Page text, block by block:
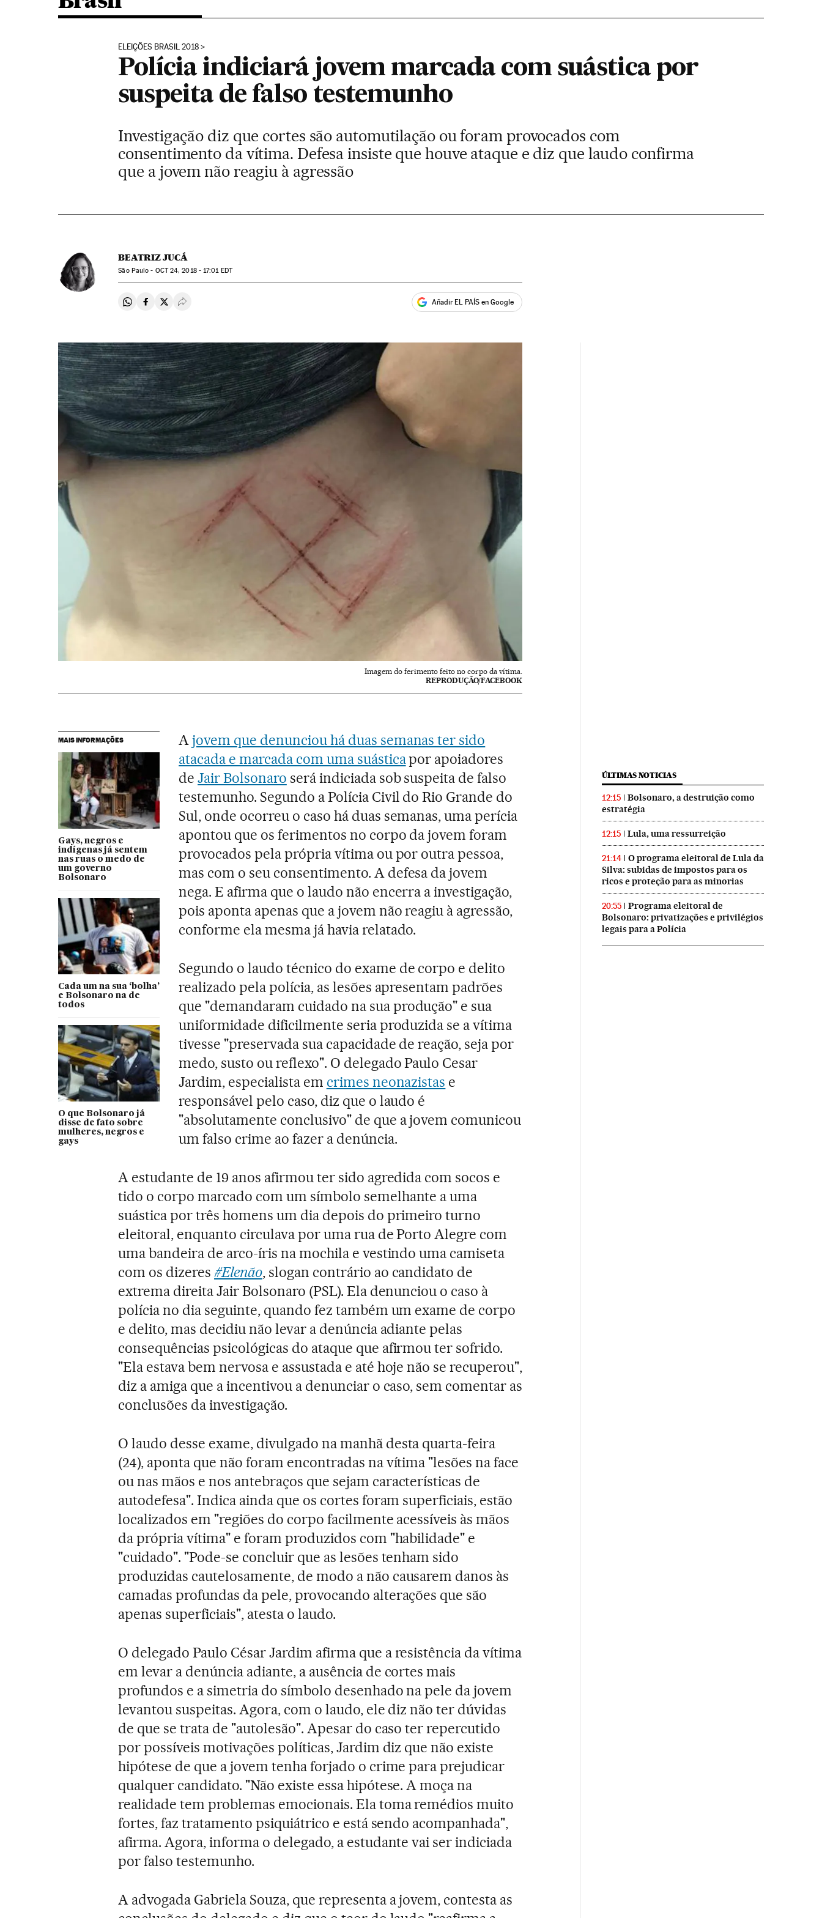
ELEIÇÕES BRASIL 2018
Polícia indiciará jovem marcada com suástica por
suspeita de falso testemunho
Investigação diz que cortes são automutilação ou foram provocados com
consentimento da vítima. Defesa insiste que houve ataque e diz que laudo confirma
que a jovem não reagiu à agressão
BEATRIZ JUCÁ
São Paulo - OCT24, 2018 - 17:01EDT
Compartir en Whatsapp
Compartir en Facebook
Compartir en Twitter
Desplegar Redes Sociales Añadir EL PAÍS en Google
Imagem do ferimento feito no corpo da vítima.
REPRODUÇÃO/FACEBOOK
MAIS INFORMAÇÕES
Gays, negros e
indígenas já sentem
nas ruas o medo de
um governo
Bolsonaro
Cada um na sua ‘bolha’
e Bolsonaro na de
todos
O que Bolsonaro já
disse de fato sobre
mulheres, negros e
gays
Ajovem que denunciou há duas semanas ter sido
atacada e marcada com uma suásticapor apoiadores
deJair Bolsonaro será indiciada sob suspeita de falso
testemunho. Segundo a Polícia Civil do Rio Grande do
Sul, onde ocorreu o caso há duas semanas, uma perícia
apontou que os ferimentos no corpo da jovem foram
provocados pela própria vítima ou por outra pessoa,
mas com o seu consentimento. A defesa da jovem
nega. E afirma que o laudo não encerra a investigação,
pois aponta apenas que a jovem não reagiu à agressão,
conforme ela mesma já havia relatado.
Segundo o laudo técnico do exame de corpo e delito
realizado pela polícia, as lesões apresentam padrões
que "demandaram cuidado na sua produção" e sua
uniformidade dificilmente seria produzida se a vítima
tivesse "preservada sua capacidade de reação, seja por
medo, susto ou reflexo". O delegado Paulo Cesar
Jardim, especialista em crimes neonazistas e
responsável pelo caso, diz que o laudo é
"absolutamente conclusivo" de que a jovem comunicou
um falso crime ao fazer a denúncia.
A estudante de 19 anos afirmou ter sido agredida com socos e
tido o corpo marcado com um símbolo semelhante a uma
suástica por três homens um dia depois do primeiro turno
eleitoral, enquanto circulava por uma rua de Porto Alegre com
uma bandeira de arco-íris na mochila e vestindo uma camiseta
com os dizeres#Elenão, slogan contrário ao candidato de
extrema direita Jair Bolsonaro (PSL). Ela denunciou o caso à
polícia no dia seguinte, quando fez também um exame de corpo
e delito, mas decidiu não levar a denúncia adiante pelas
consequências psicológicas do ataque que afirmou ter sofrido.
"Ela estava bem nervosa e assustada e até hoje não se recuperou",
diz a amiga que a incentivou a denunciar o caso, sem comentar as
conclusões da investigação.
O laudo desse exame, divulgado na manhã desta quarta-feira
(24), aponta que não foram encontradas na vítima "lesões na face
ou nas mãos e nos antebraços que sejam características de
autodefesa". Indica ainda que os cortes foram superficiais, estão
localizados em "regiões do corpo facilmente acessíveis às mãos
da própria vítima" e foram produzidos com "habilidade" e
"cuidado". "Pode-se concluir que as lesões tenham sido
produzidas cautelosamente, de modo a não causarem danos às
camadas profundas da pele, provocando alterações que são
apenas superficiais", atesta o laudo.
O delegado Paulo César Jardim afirma que a resistência da vítima
em levar a denúncia adiante, a ausência de cortes mais
profundos e a simetria do símbolo desenhado na pele da jovem
levantou suspeitas. Agora, com o laudo, ele diz não ter dúvidas
de que se trata de "autolesão". Apesar do caso ter repercutido
por possíveis motivações políticas, Jardim diz que não existe
hipótese de que a jovem tenha forjado o crime para prejudicar
qualquer candidato. "Não existe essa hipótese. A moça na
realidade tem problemas emocionais. Ela toma remédios muito
fortes, faz tratamento psiquiátrico e está sendo acompanhada",
afirma. Agora, informa o delegado, a estudante vai ser indiciada
por falso testemunho.
A advogada Gabriela Souza, que representa a jovem, contesta as
ÚLTIMAS NOTICIAS
12:15
Bolsonaro, a destruição como
estratégia
12:15 Lula, uma ressurreição
21:14
O programa eleitoral de Lula da
Silva: subidas de impostos para os
ricos e proteção para as minorias
20:55
Programa eleitoral de
Bolsonaro: privatizações e privilégios
legais para a Polícia